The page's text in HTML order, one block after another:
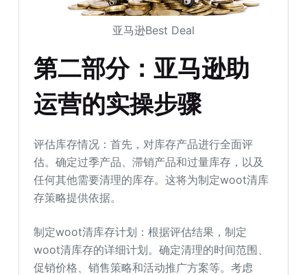
亚马逊Best Deal
第二部分：亚马逊助
运营的实操步骤
评估库存情况：首先，对库存产品进行全面评
估。确定过季产品、滞销产品和过量库存，以及
任何其他需要清理的库存。这将为制定woot清库
存策略提供依据。
制定woot清库存计划：根据评估结果，制定
woot清库存的详细计划。确定清理的时间范围、
促销价格、销售策略和活动推广方案等。考虑